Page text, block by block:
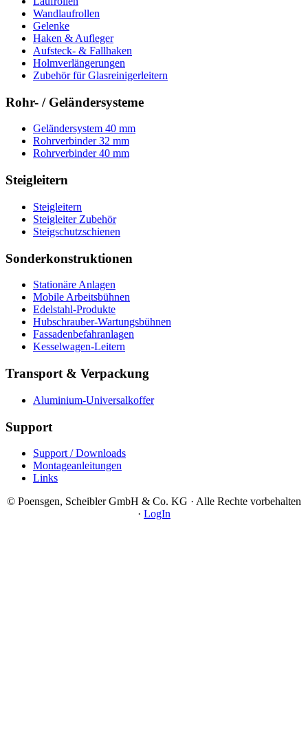
Wandlaufrollen
Gelenke
Haken & Aufleger
Aufsteck- & Fallhaken
Holmverlängerungen
Zubehör für Glasreinigerleitern
Rohr- / Geländersysteme
Geländersystem 40 mm
Rohrverbinder 32 mm
Rohrverbinder 40 mm
Steigleitern
Steigleitern
Steigleiter Zubehör
Steigschutzschienen
Sonderkonstruktionen
Stationäre Anlagen
Mobile Arbeitsbühnen
Edelstahl-Produkte
Hubschrauber-Wartungsbühnen
Fassadenbefahranlagen
Kesselwagen-Leitern
Transport & Verpackung
Aluminium-Universalkoffer
Support
Support / Downloads
Montageanleitungen
Links
© Poensgen, Scheibler GmbH & Co. KG · Alle Rechte vorbehalten
· LogIn